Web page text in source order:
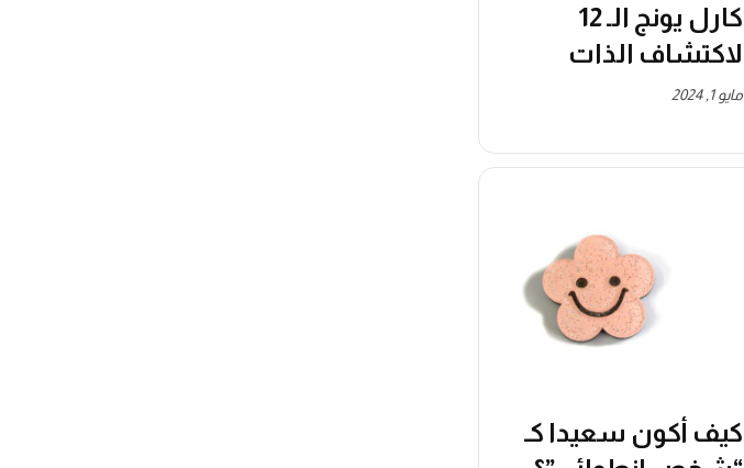
كارل يونج الـ 12
لاكتشاف الذات
مايو 1, 2024
كيف أكون سعيدا كـ